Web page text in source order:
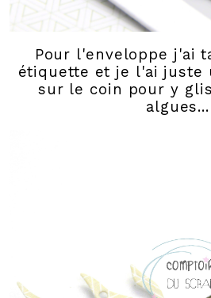
Pour l'enveloppe j'ai
étiquette et je l'ai juste
sur le coin pour y
algues...